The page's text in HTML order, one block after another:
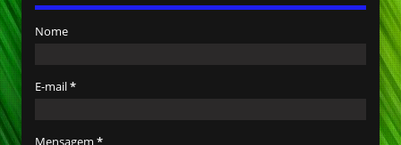
Nome
E-mail*
Mensagem *